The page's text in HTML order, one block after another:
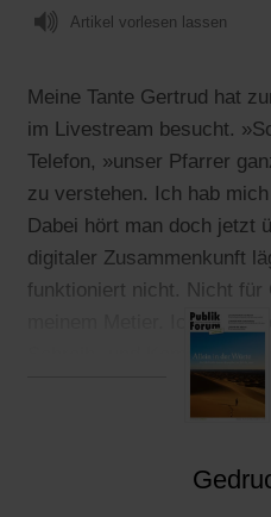
Artikel vorlesen lassen
Meine Tante Gertrud hat
im Livestream besucht.
Telefon, »unser Pfarrer
zu verstehen. Ich hab
Dabei hört man doch jetzt
digitaler Zusammenkunft
funktioniert nicht. Nicht für
meinem Metier. Ich
Schreib- und